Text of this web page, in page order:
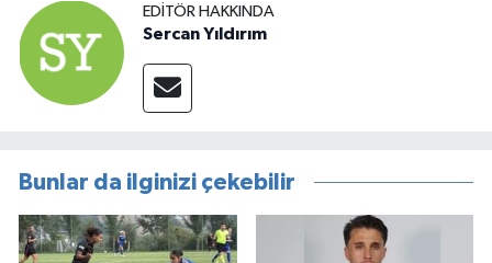
EDITÖR HAKKINDA
Sercan Yıldırım
Bunlar da ilginizi çekebilir